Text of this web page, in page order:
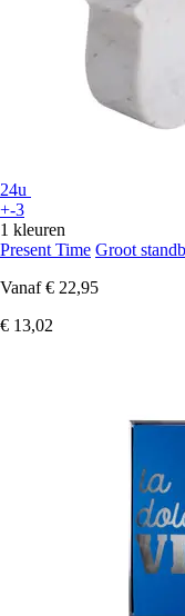
24u
+-3
1 kleuren
Present Time Groot
Vanaf € 22,95
€ 13,02